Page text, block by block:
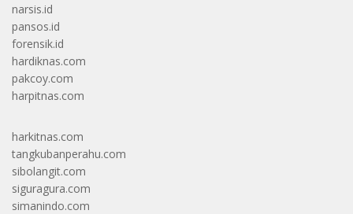
narsis.id
pansos.id
forensik.id
hardiknas.com
pakcoy.com
harpitnas.com
harkitnas.com
tangkubanperahu.com
sibolangit.com
siguragura.com
simanindo.com